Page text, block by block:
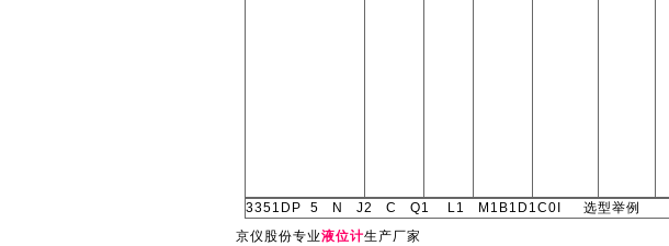
3351DP 5 N J2 C Q1 L1 M1B1D1C0I 选型举例
京仪股份专业液位计生产厂家